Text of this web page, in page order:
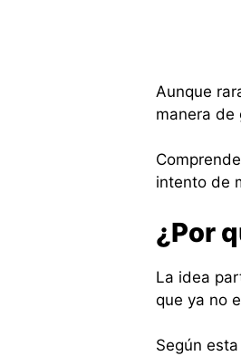
Aunque
manera de
intento de
¿Por
La idea
que ya no
Según